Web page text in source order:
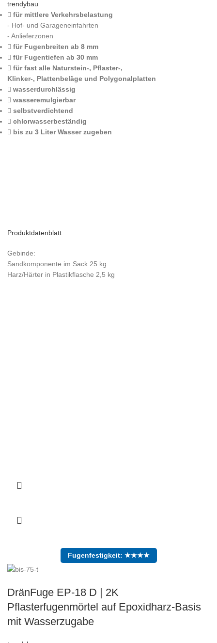
trendybau
für mittlere Verkehrsbelastung
- Hof- und Garageneinfahrten
- Anlieferzonen
für Fugenbreiten ab 8 mm
für Fugentiefen ab 30 mm
für fast alle Naturstein-, Pflaster-,
Klinker-, Plattenbeläge und Polygonalplatten
wasserdurchlässig
wasseremulgierbar
selbstverdichtend
chlorwasserbeständig
bis zu 3 Liter Wasser zugeben
Produktdatenblatt
Gebinde:
Sandkomponente im Sack 25 kg
Harz/Härter in Plastikflasche 2,5 kg
Fugenfestigkeit: ★★★★
DränFuge EP-18 D | 2K
Pflasterfugenmörtel auf Epoxidharz-Basis
mit Wasserzugabe